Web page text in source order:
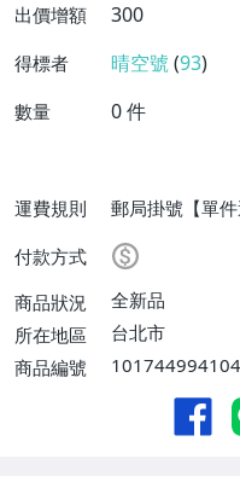
出價增額
300
得標者 晴空號(93)
數量 0件
運費規則
郵局掛號【單
付款方式
商品狀況
全新品
所在地區
台北市
商品編號
101744994104